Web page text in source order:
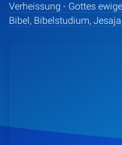
Verheissung - Gottes
Bibel, Bibelstudium, Jesaja